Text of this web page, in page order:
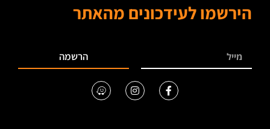
הירשמו לעידכונים מהאתר
הרשמה